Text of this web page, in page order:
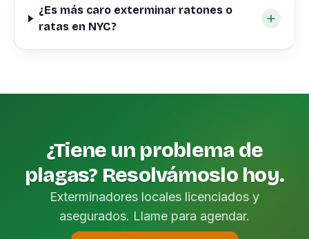
¿Es más caro exterminar ratones o
ratas en NYC?
¿Tiene un problema de
plagas? Resolvámoslo hoy.
Exterminadores locales licenciados y
asegurados. Llame para agendar.